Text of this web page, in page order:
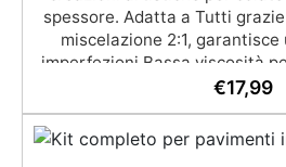
spessore. Adatta a Tutti
miscelazione 2:1,
imperfezioni Bassa viscosità
compatibile con legno,
per il contatto con la pelle, Bpa
(Voc Free) Superficie lucida,
€17,99